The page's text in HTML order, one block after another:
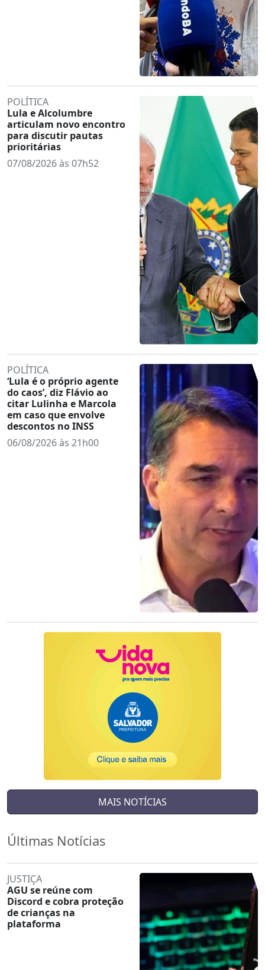
POLÍTICA
Lula e Alcolumbre
articulam novo encontro
para discutir pautas
prioritárias
07/08/2026 às 07h52
POLÍTICA
‘Lula é o próprio agente
do caos’, diz Flávio ao
citar Lulinha e Marcola
em caso que envolve
descontos no INSS
06/08/2026 às 21h00
MAIS NOTÍCIAS
Últimas Notícias
JUSTIÇA
AGU se reúne com
Discord e cobra proteção
de crianças na
plataforma